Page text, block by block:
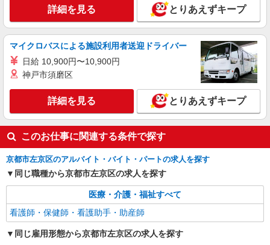
時給1,350円 ★週払いOK（規定あり） ※給与
幅は経験・能力による
京都府京都市左京区 【最寄駅】二ノ瀬駅
キープ 詳細を見る
日研トータルソーシング株式会社 メディカルケア事業部/京都オフィ
ス【看護助手】
看護助手（ナースエイド）
時給1,350円 ★週払いOK（規定あり） ※給与
幅は経験・能力による
京都府京都市左京区 【最寄駅】京都市営地下
鉄烏丸線「国際会館」駅
詳細を見る
アルバイト パート 派遣社員
日研トータルソーシング株式会社 メディカルケア事業部/京都オフィ
詳細を見る とりあえずキープ
マイクロバスによる施設利用者送迎ドライバー
日給 10,900円〜10,900円
神戸市須磨区
詳細を見る とりあえずキープ
このお仕事に関連する条件で探す
京都市左京区のアルバイト・バイト・パートの求人を探す
同じ職種から京都市左京区の求人を探す
医療・介護・福祉すべて
看護師・保健師・看護助手・助産師
同じ雇用形態から京都市左京区の求人を探す